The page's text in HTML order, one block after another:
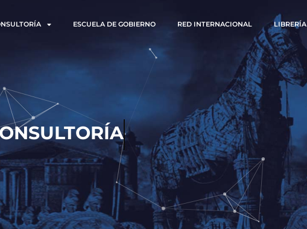
ESCUELA DE GOBIERNO RED INTERNACIONAL LIBRERÍA